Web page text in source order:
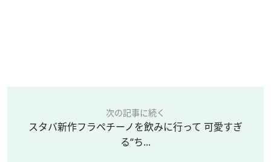
次の記事に続く
スタバ新作フラペチーノを飲みに行って 可愛すぎ
る“ち...